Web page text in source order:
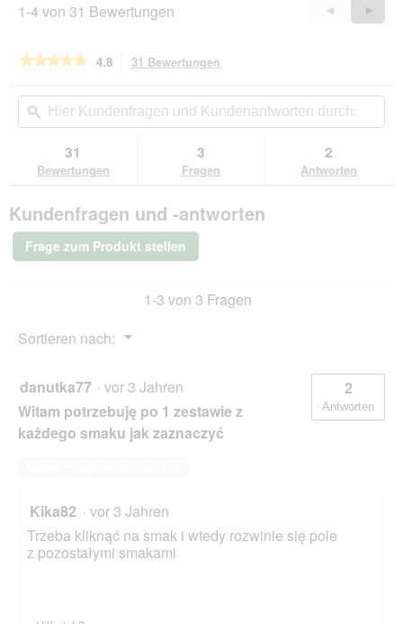
1-4 von 31 Bewertungen
Zurück
Reviews
◄
Weiter
►
★★★★★
★★★★★
5
lesen
animonda
Feinsten
Nassfutter
Adult
4.8 31 Bewertungen
Aktion
navigierst
du
Hier
Kundenfragen
und
Kundenantworten
durchsuchen
ϙ
31
Bewertungen
3
Fragen
2
Antworten
Kundenfragen und -antworten
Frage zum Produkt stellen
1-3 von 3 Fragen
Sortieren nach:
▼
Menü
danutka77 · vor 3 Jahren
Witam potrzebuję po 1 zestawie z
każdego smaku jak zaznaczyć
2
Antworten
Kika82 · vor 3 Jahren
Trzeba kliknąć na smak i wtedy rozwinie się pole
z pozostałymi smakami